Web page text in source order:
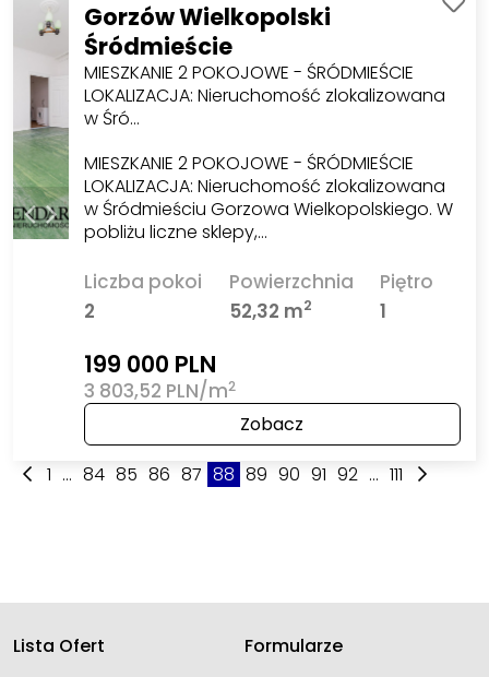
Gorzów Wielkopolski
Śródmieście
MIESZKANIE 2 POKOJOWE - ŚRÓDMIEŚCIE
LOKALIZACJA: Nieruchomość zlokalizowana
w Śró…
MIESZKANIE 2 POKOJOWE - ŚRÓDMIEŚCIE
LOKALIZACJA: Nieruchomość zlokalizowana
w Śródmieściu Gorzowa Wielkopolskiego. W
pobliżu liczne sklepy,…
Liczba pokoi
2
Powierzchnia
52,32 m2
Piętro
1
199 000 PLN
3 803,52 PLN/m2
Zobacz
1 ... 84 85 86 87 88 89 90 91 92 ... 111
Lista Ofert
Formularze